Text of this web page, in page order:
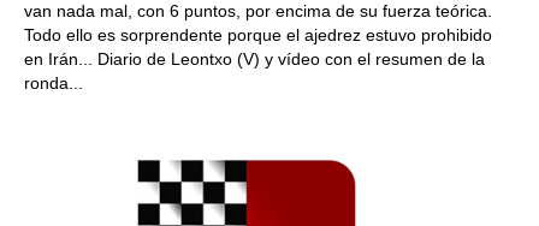
van nada mal, con 6 puntos, por encima de su fuerza teórica.
Todo ello es sorprendente porque el ajedrez estuvo prohibido
en Irán... Diario de Leontxo (V) y vídeo con el resumen de la
ronda...